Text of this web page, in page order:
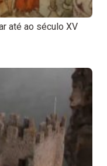
até ao século XV